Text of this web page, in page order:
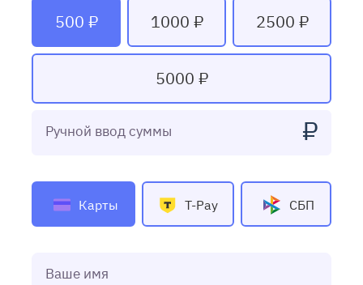
500 ₽ 1000 ₽ 2500 ₽
5000 ₽
Ручной ввод суммы ₽
Карты T-Pay СБП
Ваше имя